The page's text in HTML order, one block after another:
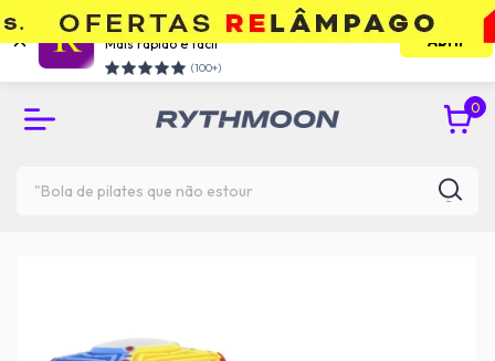
Use o app e economize
Mais rápido e facil
(100+)
Abrir
RETIRE GRÁTIS NA UNIDADE DO TATUAPÉ
0